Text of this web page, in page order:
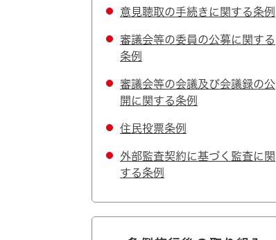
意見聴取の手続きに関する条例
審議会等の委員の公募に関する
条例
審議会等の会議及び会議録の公
開に関する条例
住民投票条例
外部監査契約に基づく監査に関
する条例